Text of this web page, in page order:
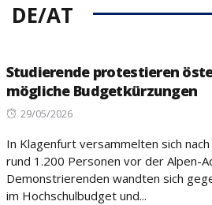
DE/AT
Studierende protestieren
mögliche Budgetkürzungen
Posted
29/05/2026
In Klagenfurt versammelten sich
rund 1.200 Personen vor der Alpen-
Demonstrierenden wandten sich
im Hochschulbudget und...